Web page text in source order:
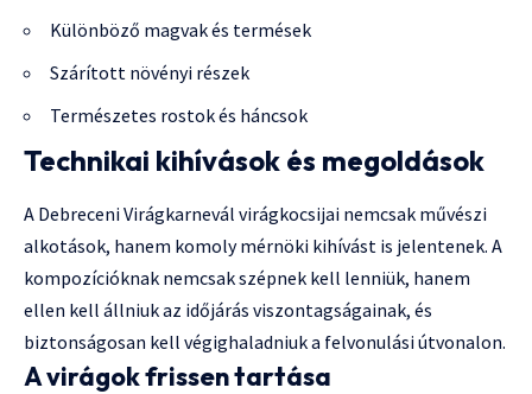
Különböző magvak és termések
Szárított növényi részek
Természetes rostok és háncsok
Technikai kihívások és megoldások
A Debreceni Virágkarnevál virágkocsijai nemcsak művészi
alkotások, hanem komoly mérnöki kihívást is jelentenek. A
kompozícióknak nemcsak szépnek kell lenniük, hanem
ellen kell állniuk az időjárás viszontagságainak, és
biztonságosan kell végighaladniuk a felvonulási útvonalon.
A virágok frissen tartása